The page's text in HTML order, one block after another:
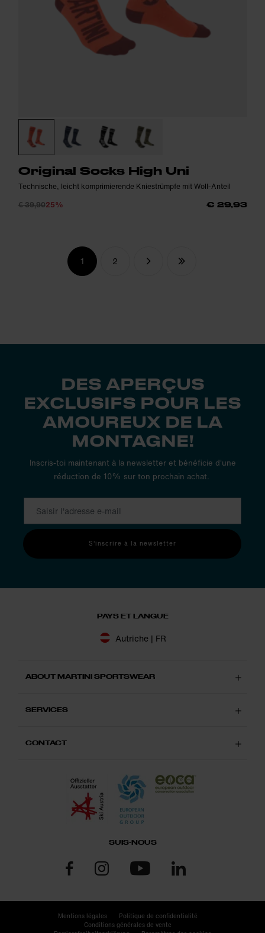
Original Socks High Uni
Technische, leicht komprimierende Kniestrümpfe mit Woll-Anteil
€ 39,9025% € 29,93
1 2
DES APERÇUS
EXCLUSIFS POUR LES
AMOUREUX DE LA
MONTAGNE!
Inscris-toi maintenant à la newsletter et bénéficie d'une
réduction de 10% sur ton prochain achat.
S'inscrire à la newsletter
PAYS ET LANGUE
Autriche | FR
ABOUT MARTINI SPORTSWEAR
SERVICES
CONTACT
SUIS-NOUS
Mentions légales
Politique de confidentialité
Conditions générales de vente